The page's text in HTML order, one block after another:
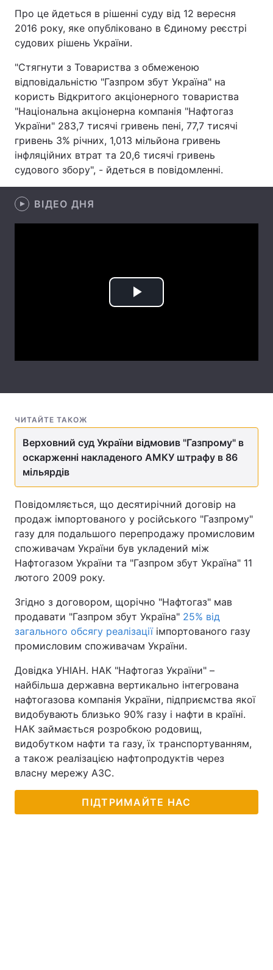
Техно і зв'язок Лайт
Зброя Інциденти
Здоров'я Туризм
Цікавинки Погода
Екологія Регіони
Лонгріди
Відео з Youtube
Тема оформлення
Про це йдеться в рішенні суду від 12 вересня
2016 року, яке опубліковано в Єдиному реєстрі
судових рішень України.
"Стягнути з Товариства з обмеженою
відповідальністю "Газпром збут Україна" на
користь Відкритого акціонерного товариства
"Національна акціонерна компанія "Нафтогаз
України" 283,7 тисячі гривень пені, 77,7 тисячі
гривень 3% річних, 1,013 мільйона гривень
інфляційних втрат та 20,6 тисячі гривень
судового збору", - йдеться в повідомленні.
ВІДЕО ДНЯ
Play
ЧИТАЙТЕ ТАКОЖ
Верховний суд України відмовив "Газпрому" в
оскарженні накладеного АМКУ штрафу в 86
мільярдів
Повідомляється, що десятирічний договір на
продаж імпортованого у російського "Газпрому"
газу для подальшого перепродажу промисловим
споживачам України був укладений між
Нафтогазом України та "Газпром збут Україна" 11
лютого 2009 року.
Згідно з договором, щорічно "Нафтогаз" мав
продавати "Газпром збут Україна" 25% від
загального обсягу реалізаціїімпортованого газу
промисловим споживачам України.
Довідка УНІАН. НАК "Нафтогаз України" –
найбільша державна вертикально інтегрована
нафтогазова компанія України, підприємства якої
видобувають близько 90% газу і нафти в країні.
НАК займається розробкою родовищ,
видобутком нафти та газу, їх транспортуванням,
а також реалізацією нафтопродуктів через
власну мережу АЗС.
ПІДТРИМАЙТЕ НАС